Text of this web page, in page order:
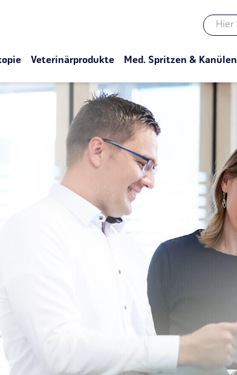
Veterinärprodukte Med. Spritzen & Kanülen